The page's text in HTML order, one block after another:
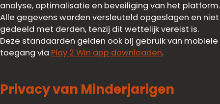
analyse, optimalisatie en beveiliging van het platform.
Alle gegevens worden versleuteld opgeslagen en niet
gedeeld met derden, tenzij dit wettelijk vereist is.
Deze standaarden gelden ook bij gebruik van mobiele
toegang via Play 2 Win app downloaden.
Privacy van Minderjarigen